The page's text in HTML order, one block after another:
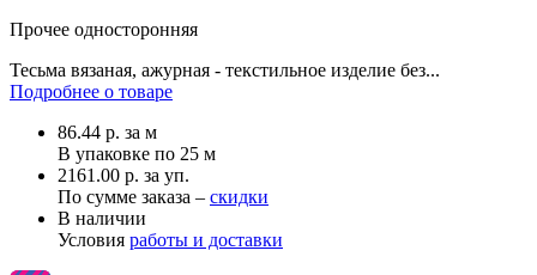
Прочее односторонняя
Тесьма вязаная, ажурная - текстильное изделие без...
Подробнее о товаре
86.44 р. за м
В упаковке по 25 м
2161.00 р. за уп.
По сумме заказа – скидки
В наличии
Условия работы и доставки